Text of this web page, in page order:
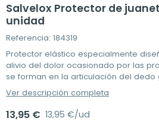
Salvelox Protector de
unidad
Referencia: 184319
Protector elástico especialmente
alivio del dolor ocasionado por las
se forman en la articulación del dedo
Ver descripción completa
13,95 € 13,95 €/ud